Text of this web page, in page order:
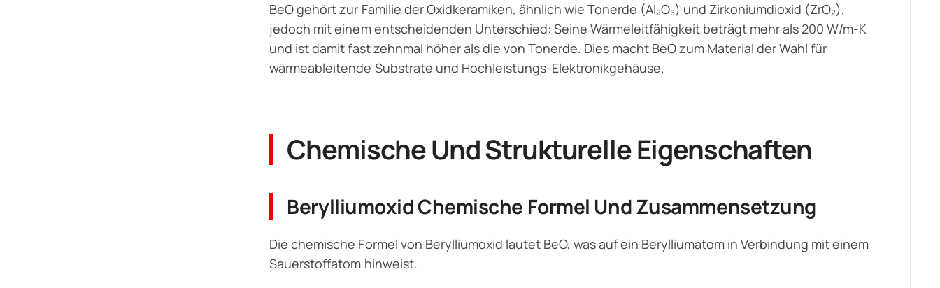
BeO gehört zur Familie der Oxidkeramiken, ähnlich wie Tonerde (Al₂O₃) und Zirkoniumdioxid (ZrO₂),
jedoch mit einem entscheidenden Unterschied: Seine Wärmeleitfähigkeit beträgt mehr als 200 W/m-K
und ist damit fast zehnmal höher als die von Tonerde. Dies macht BeO zum Material der Wahl für
wärmeableitende Substrate und Hochleistungs-Elektronikgehäuse.
Chemische Und Strukturelle Eigenschaften
Berylliumoxid Chemische Formel Und Zusammensetzung
Die chemische Formel von Berylliumoxid lautet BeO, was auf ein Berylliumatom in Verbindung mit einem
Sauerstoffatom hinweist.